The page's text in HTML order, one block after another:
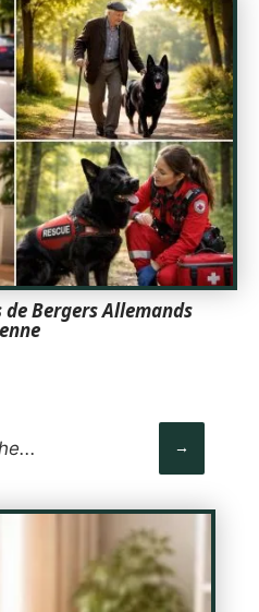
Bergers Allemands